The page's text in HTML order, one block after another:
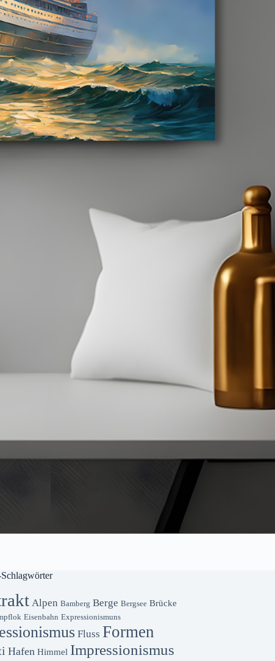
Alpen Bamberg Berge Bergsee Brücke
Eisenbahn Expressionismuns
Fluss Formen
Hafen Himmel Impressionismus